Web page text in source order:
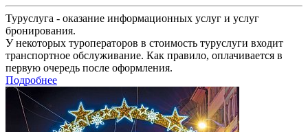
Туруслуга - оказание информационных услуг и услуг
бронирования.
У некоторых туроператоров в стоимость туруслуги входит
транспортное обслуживание. Как правило, оплачивается в
первую очередь после оформления.
Подробнее